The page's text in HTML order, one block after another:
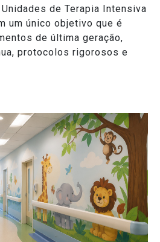
de Terapia Intensiva
um único objetivo que é
de última geração,
protocolos rigorosos e